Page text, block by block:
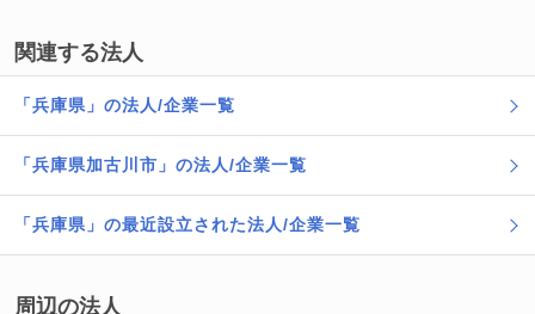
関連する法人
「兵庫県」の法人/企業一覧
「兵庫県加古川市」の法人/企業一覧
「兵庫県」の最近設立された法人/企業一覧
周辺の法人